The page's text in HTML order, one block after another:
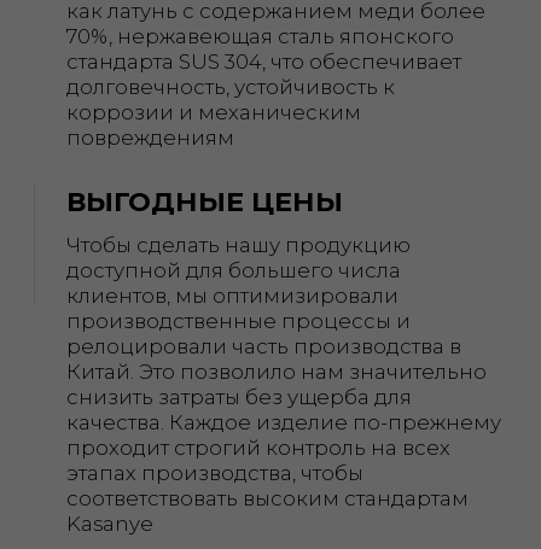
РАСШИРЕННАЯ ГАРАНТИЯ
В компании Kasanye мы уверены в
качестве нашей продукции, потому
что каждая единица товара проходит
строгий контроль на всех этапах
производства. Но наша
Мы предлагаем надёжное
гарантийное обслуживание, чтобы Вы
и бесперебойной работе наших
изделий
8-ЭТАПНАЯ ПРОВЕРКА
КАЧЕСТВА
Каждое изделие Kasanye проходит строгий
контроль на всех этапах производства